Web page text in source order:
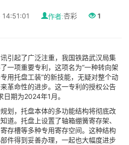
作者:杏彩 1
起了广泛注重，我国铁路武汉局集
一项重要专利，这项名为“一种转向架
用托盘工装”的新技能，无疑对整个动
革命性的进步。这一专利的授权公告
期为2024年1月。
，托盘本体的多功能结构将彻底改
道。托盘上设置了轴箱绷簧寄存架、
存槽等多种专用寄存空间。这种结构
件得到妥善办理，一起也大幅度进步